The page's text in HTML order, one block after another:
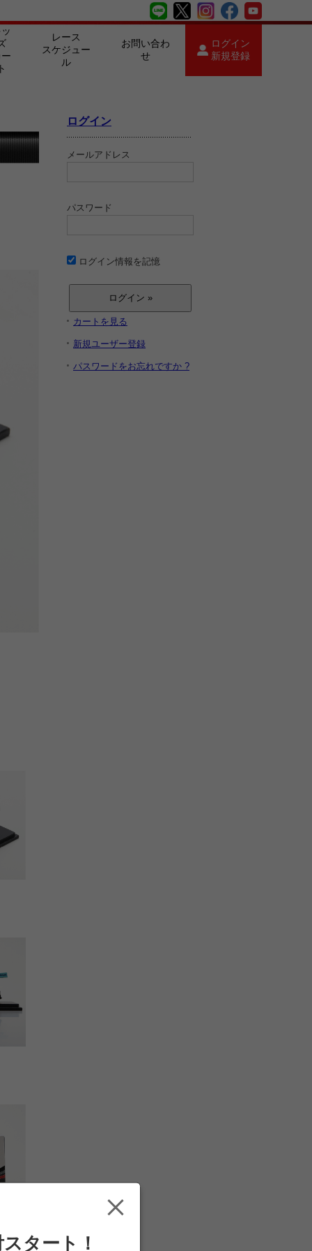
ー
ト
レース
スケジュー
ル
お問い合わ
せ
ログイン
新規登録
ログイン
メールアドレス
パスワード
ログイン情報を記憶
カートを見る
新規ユーザー登録
パスワードをお忘れですか ?
タート！